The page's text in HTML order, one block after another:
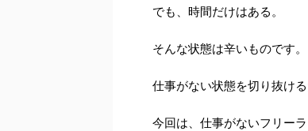
でも、時間だけはある。
そんな状態は辛いものです。
仕事がない状態を切り抜け
今回は、仕事がないフリー